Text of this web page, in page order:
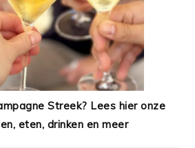
Streek? Lees hier onze
eten, drinken en meer